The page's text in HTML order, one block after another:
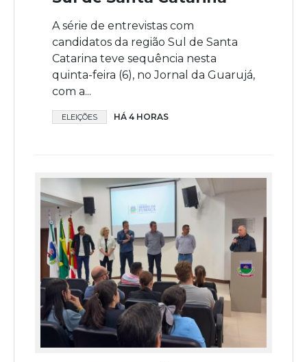
A série de entrevistas com
candidatos da região Sul de Santa
Catarina teve sequência nesta
quinta-feira (6), no Jornal da Guarujá,
com a...
ELEIÇÕES HÁ 4 HORAS